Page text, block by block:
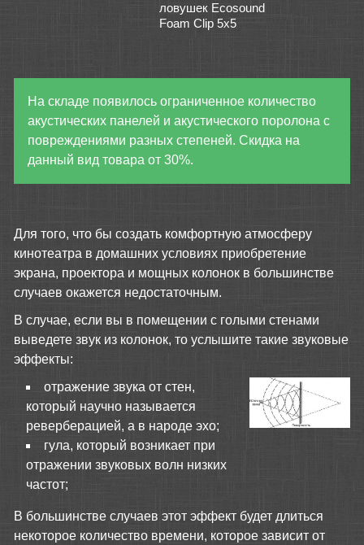
ловушек Ecosound
Foam Clip 5x5
На складе появилось ограниченное количество
акустических панелей и акустического поролона с
повреждениями разных степеней. Скидка на
данный вид товара от 30%.
Для того, что бы создать комфортную атмосферу
кинотеатра в домашних условиях приобретение
экрана, проектора и мощных колонок в большинстве
случаев окажется недостаточным.
В случае, если вы в помещении с голыми стенами
выведете звук из колонок, то услышите такие звуковые
эффекты:
отражение звука от стен,
который научно называется
реверберацией, а в народе эхо;
гула, который возникает при
отражении звуковых волн низких
частот;
В большинстве случаев этот эффект будет длиться
некоторое количество времени, которое зависит от